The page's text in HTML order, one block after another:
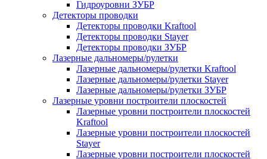
Гидроуровни ЗУБР
Детекторы проводки
Детекторы проводки Kraftool
Детекторы проводки Stayer
Детекторы проводки ЗУБР
Лазерные дальномеры/рулетки
Лазерные дальномеры/рулетки Kraftool
Лазерные дальномеры/рулетки Stayer
Лазерные дальномеры/рулетки ЗУБР
Лазерные уровни построители плоскостей
Лазерные уровни построители плоскостей
Kraftool
Лазерные уровни построители плоскостей
Stayer
Лазерные уровни построители плоскостей